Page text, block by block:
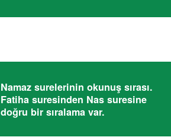
Namaz surelerinin okunuş sırası.
Fatiha suresinden Nas suresine
doğru bir sıralama var.